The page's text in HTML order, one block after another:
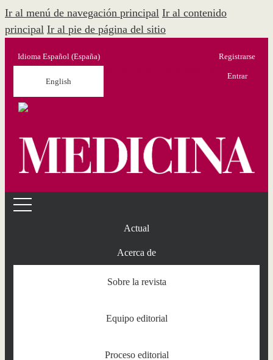
Ir al menú de navegación principal Ir al contenido
principal Ir al pie de página del sitio
Idioma Español (España)
English
Registrarse
Entrar
Actual
Acerca de
Sobre la revista
Equipo editorial
Proceso editorial